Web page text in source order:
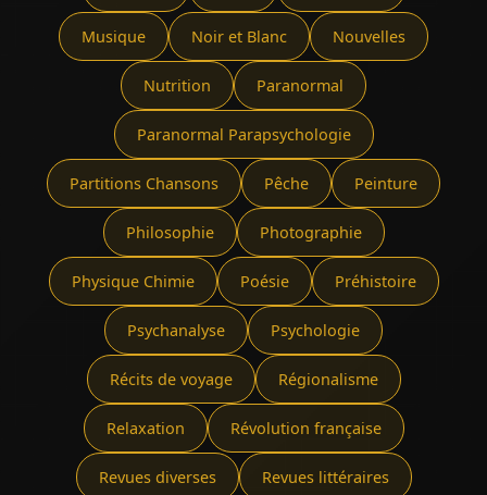
Musique Noir et Blanc Nouvelles
Nutrition Paranormal
Paranormal Parapsychologie
Partitions Chansons Pêche Peinture
Philosophie Photographie
Physique Chimie Poésie Préhistoire
Psychanalyse Psychologie
Récits de voyage Régionalisme
Relaxation Révolution française
Revues diverses Revues littéraires